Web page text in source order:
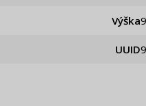
Výška
UUID